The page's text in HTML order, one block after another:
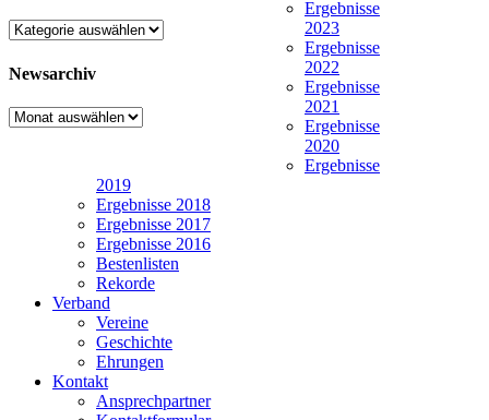
Kategorien
Newsarchiv
Newsarchiv
Ergebnisse
2023
Ergebnisse
2022
Ergebnisse
2021
Ergebnisse
2020
Ergebnisse
2019
Ergebnisse 2018
Ergebnisse 2017
Ergebnisse 2016
Bestenlisten
Rekorde
Verband
Vereine
Geschichte
Ehrungen
Kontakt
Ansprechpartner